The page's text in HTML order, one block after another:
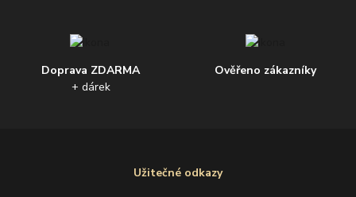
Doprava ZDARMA
+ dárek
Ověřeno zákazníky
Užitečné odkazy